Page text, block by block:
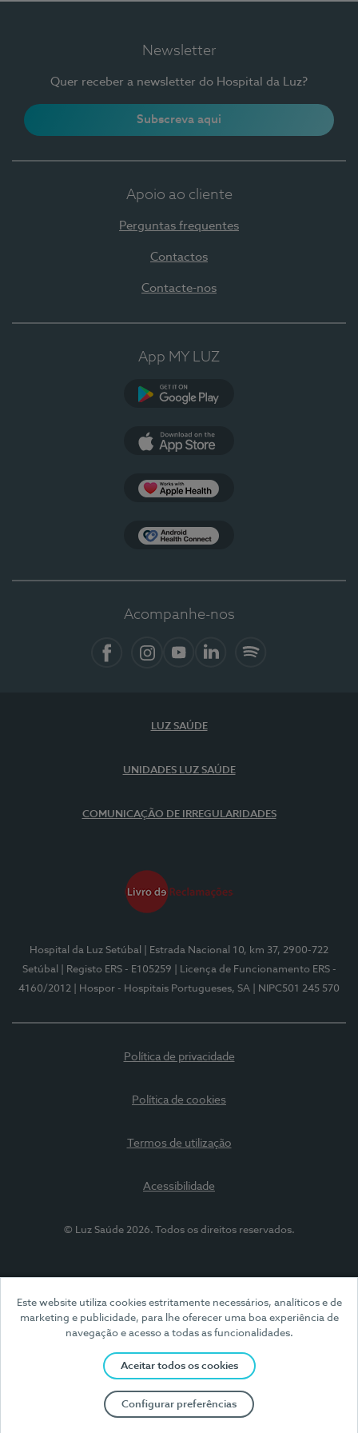
Este website utiliza cookies estritamente necessários, analíticos e de
marketing e publicidade, para lhe oferecer uma boa experiência de
navegação e acesso a todas as funcionalidades.
Aceitar todos os cookies
Configurar preferências
Newsletter
Quer receber a newsletter do Hospital da Luz?
Subscreva aqui
Apoio ao cliente
Perguntas frequentes
Contactos
Contacte-nos
App MY LUZ
Acompanhe-nos
LUZ SAÚDE
UNIDADES LUZ SAÚDE
COMUNICAÇÃO DE IRREGULARIDADES
Hospital da Luz Setúbal
| Estrada Nacional 10, km 37, 2900-722
Setúbal
| Registo ERS - E105259
| Licença de Funcionamento ERS -
4160/2012
| Hospor - Hospitais Portugueses, SA | NIPC501 245 570
Política de privacidade
Política de cookies
Termos de utilização
Acessibilidade
© Luz Saúde 2026. Todos os direitos reservados.